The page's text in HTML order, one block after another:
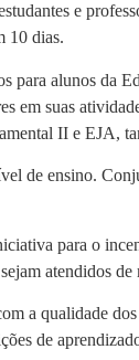
e
10 dias.
para alunos da
em suas
II e EJA,
de ensino.
para o
atendidos
a qualidade
de